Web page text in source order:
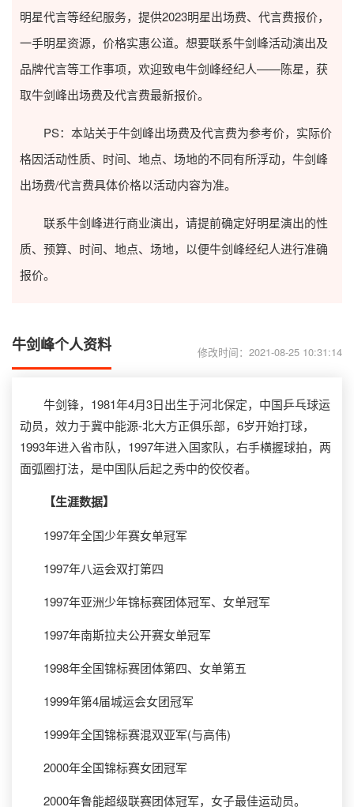
明星代言等经纪服务，提供2023明星出场费、代言费报价，
一手明星资源，价格实惠公道。想要联系牛剑峰活动演出及
品牌代言等工作事项，欢迎致电牛剑峰经纪人——陈星，获
取牛剑峰出场费及代言费最新报价。
PS：本站关于牛剑峰出场费及代言费为参考价，实际价
格因活动性质、时间、地点、场地的不同有所浮动，牛剑峰
出场费/代言费具体价格以活动内容为准。
联系牛剑峰进行商业演出，请提前确定好明星演出的性
质、预算、时间、地点、场地，以便牛剑峰经纪人进行准确
报价。
牛剑峰个人资料 修改时间：2021-08-25 10:31:14
牛剑锋，1981年4月3日出生于河北保定，中国乒乓球运
动员，效力于冀中能源-北大方正俱乐部，6岁开始打球，
1993年进入省市队，1997年进入国家队，右手横握球拍，两
面弧圈打法，是中国队后起之秀中的佼佼者。
【生涯数据】
1997年全国少年赛女单冠军
1997年八运会双打第四
1997年亚洲少年锦标赛团体冠军、女单冠军
1997年南斯拉夫公开赛女单冠军
1998年全国锦标赛团体第四、女单第五
1999年第4届城运会女团冠军
1999年全国锦标赛混双亚军(与高伟)
2000年全国锦标赛女团冠军
2000年鲁能超级联赛团体冠军，女子最佳运动员。